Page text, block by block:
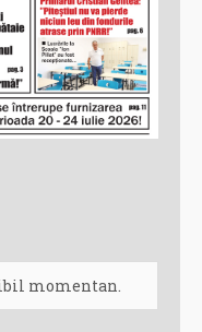
momentan.